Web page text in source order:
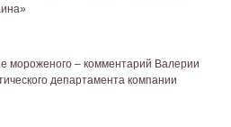
мороженого – комментарий Валерии
департамента компании